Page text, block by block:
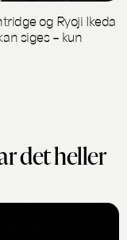
og Ryoji Ikeda
siges – kun
det heller